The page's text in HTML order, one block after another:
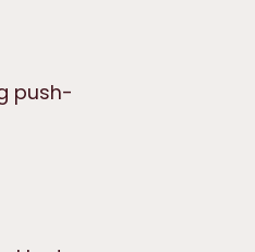
push-